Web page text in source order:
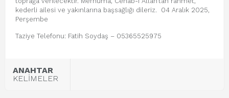
kederli ailesi ve yakınlarına başsağlığı dileriz. 04 Aralık 2025,
Perşembe
Taziye Telefonu: Fatih Soydaş – 05365525975
ANAHTAR
KELİMELER